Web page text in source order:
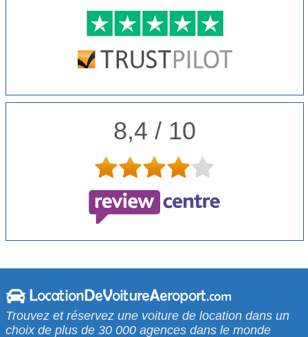
8,4 / 10
Trouvez et réservez une voiture de location dans un
choix de plus de 30 000 agences dans le monde